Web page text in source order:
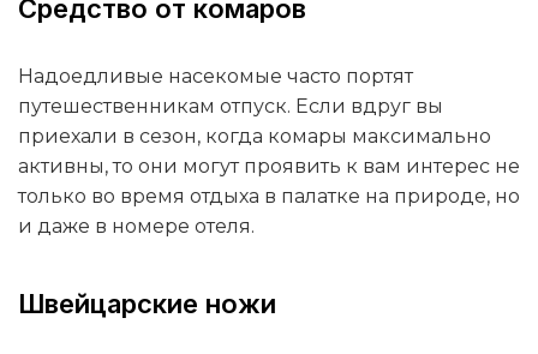
Средство от комаров
Надоедливые насекомые часто портят
путешественникам отпуск. Если вдруг вы
приехали в сезон, когда комары максимально
активны, то они могут проявить к вам интерес не
только во время отдыха в палатке на природе, но
и даже в номере отеля.
Швейцарские ножи